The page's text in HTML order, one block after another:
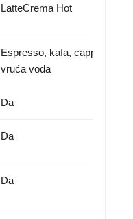
LatteCrema Hot
Espresso, kafa, cappuccino,
vruća voda
Da
Da
Da